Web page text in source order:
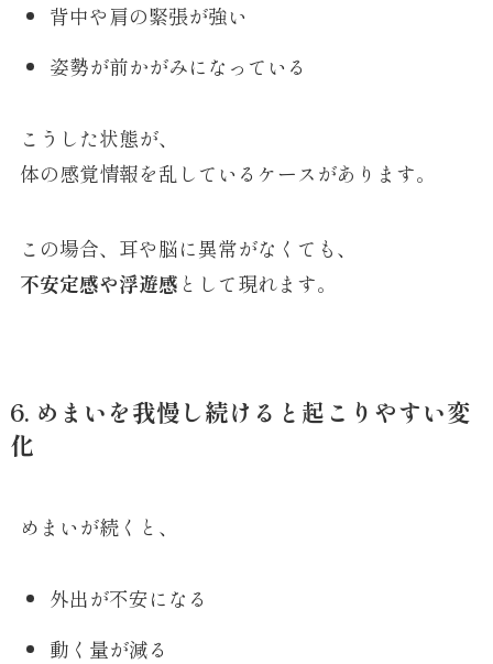
背中や肩の緊張が強い
姿勢が前かがみになっている
こうした状態が、
体の感覚情報を乱しているケースがあります。
この場合、耳や脳に異常がなくても、
不安定感や浮遊感 として現れます。
6. めまいを我慢し続けると起こりやすい変
化
めまいが続くと、
外出が不安になる
動く量が減る